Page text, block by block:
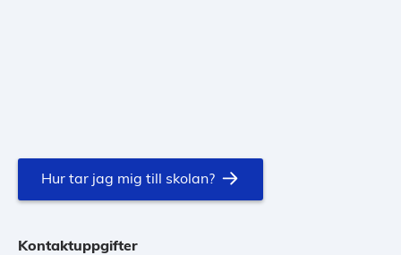
Hur tar jag mig till skolan?
Kontaktuppgifter